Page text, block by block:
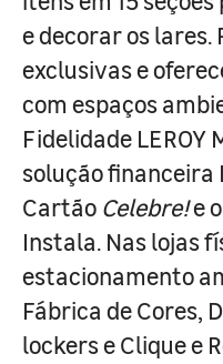
e decorar os lares.
exclusivas e
com espaços
Fidelidade LEROY
solução financeira
Cartão Celebre!e
Instala. Nas lojas
estacionamento
Fábrica de Cores,
lockers e Clique e